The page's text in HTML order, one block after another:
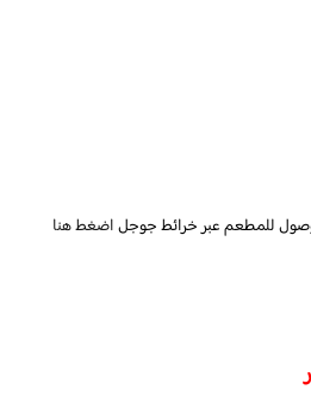
للمطعم عبر خرائط جوجلاضغط هنا